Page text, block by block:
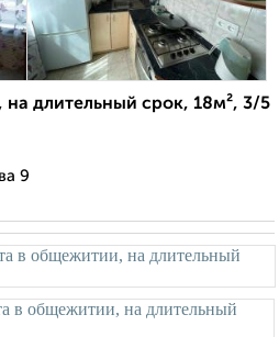
на длительный срок, 18м², 3/5
9